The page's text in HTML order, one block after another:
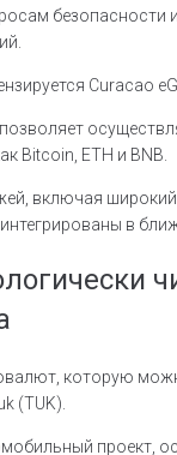
безопасности
Curacao
Bitcoin, ETH и BNB.
включая
в
которую
(TUK).
проект,